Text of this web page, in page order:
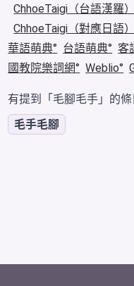
ChhoeTaigi（台語漢羅
ChhoeTaigi（對應日語
華語萌典
台語萌典 客
國教院樂詞網
Weblio
有提到「毛腳毛手」的條
毛手毛腳